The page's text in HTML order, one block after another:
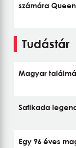
számára
Tudástár
Magyar
Safikada
Egy 96 éves